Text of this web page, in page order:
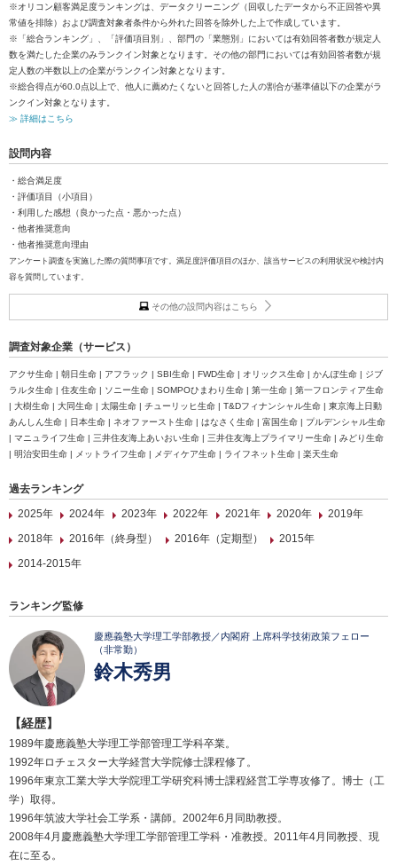
※オリコン顧客満足度ランキングは、データクリーニング（回収したデータから不正回答や異
常値を排除）および調査対象者条件から外れた回答を除外した上で作成しています。
※「総合ランキング」、「評価項目別」、部門の「業態別」においては有効回答者数が規定人
数を満たした企業のみランクイン対象となります。その他の部門においては有効回答者数が規
定人数の半数以上の企業がランクイン対象となります。
※総合得点が60.0点以上で、他人に薦めたくないと回答した人の割合が基準値以下の企業がラ
ンクイン対象となります。
≫ 詳細はこちら
設問内容
・総合満足度
・評価項目（小項目）
・利用した感想（良かった点・悪かった点）
・他者推奨意向
・他者推奨意向理由
アンケート調査を実施した際の質問事項です。満足度評価項目のほか、該当サービスの利用状況や検討内
容を質問しています。
その他の設問内容はこちら
調査対象企業（サービス）
アクサ生命 | 朝日生命 | アフラック | SBI生命 | FWD生命 | オリックス生命 | かんぽ生命 | ジブ
ラルタ生命 | 住友生命 | ソニー生命 | SOMPOひまわり生命 | 第一生命 | 第一フロンティア生命
| 大樹生命 | 大同生命 | 太陽生命 | チューリッヒ生命 | T&Dフィナンシャル生命 | 東京海上日動
あんしん生命 | 日本生命 | ネオファースト生命 | はなさく生命 | 富国生命 | プルデンシャル生命
| マニュライフ生命 | 三井住友海上あいおい生命 | 三井住友海上プライマリー生命 | みどり生命
| 明治安田生命 | メットライフ生命 | メディケア生命 | ライフネット生命 | 楽天生命
過去ランキング
2025年
2024年 2023年 2022年 2021年 2020年
2019年
2018年
2016年（終身型） 2016年（定期型）
2015年
2014-2015年
ランキング監修
慶應義塾大学理工学部教授／内閣府 上席科学技術政策フェロー
（非常勤）
鈴木秀男
【経歴】
1989年慶應義塾大学理工学部管理工学科卒業。
1992年ロチェスター大学経営大学院修士課程修了。
1996年東京工業大学大学院理工学研究科博士課程経営工学専攻修了。博士（工
学）取得。
1996年筑波大学社会工学系・講師。2002年6月同助教授。
2008年4月慶應義塾大学理工学部管理工学科・准教授。2011年4月同教授、現
在に至る。